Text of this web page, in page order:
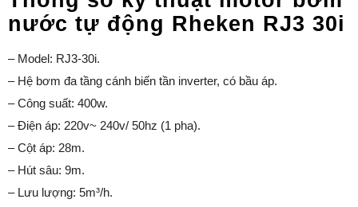
nước tự động Rheken RJ3 30i
– Model: RJ3-30i.
– Hệ bơm đa tầng cánh biến tần inverter, có bầu áp.
– Công suất: 400w.
– Điện áp: 220v~ 240v/ 50hz (1 pha).
– Cột áp: 28m.
– Hút sâu: 9m.
– Lưu lượng: 5m³/h.